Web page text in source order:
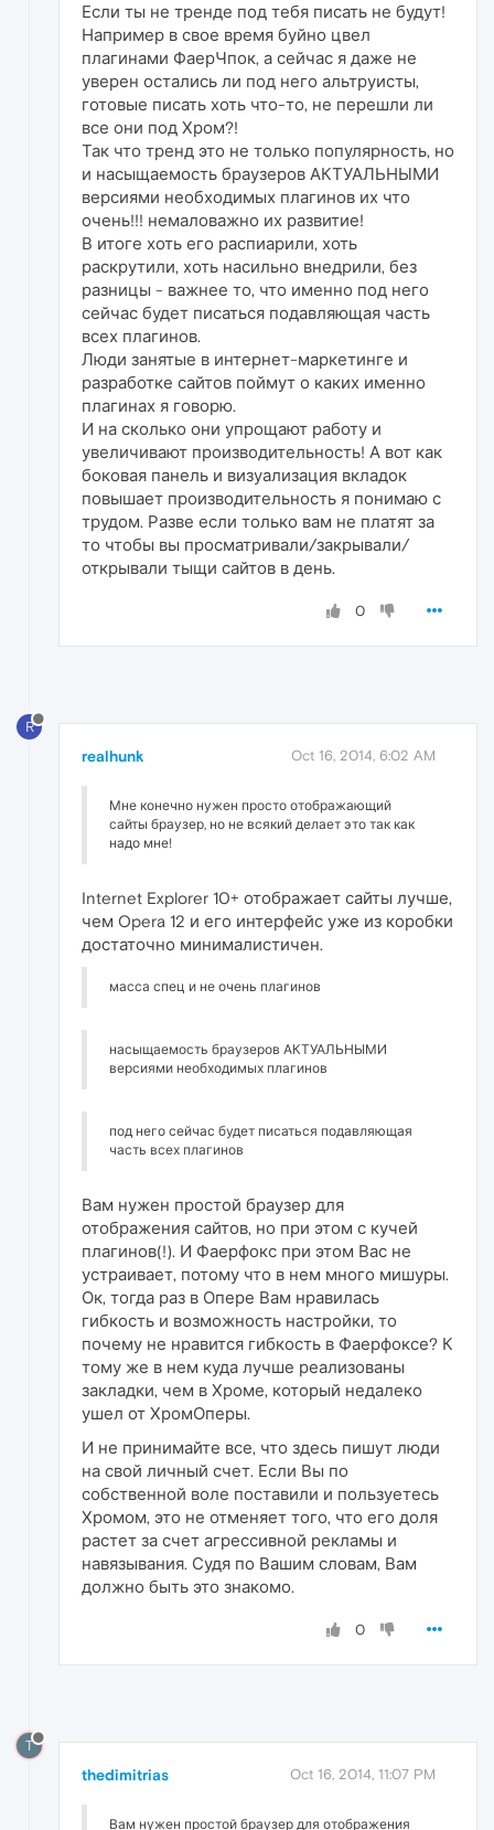
Если ты не тренде под тебя писать не будут!
Например в свое время буйно цвел
плагинами ФаерЧпок, а сейчас я даже не
уверен остались ли под него альтруисты,
готовые писать хоть что-то, не перешли ли
все они под Хром?!
Так что тренд это не только популярность, но
и насыщаемость браузеров АКТУАЛЬНЫМИ
версиями необходимых плагинов их что
очень!!! немаловажно их развитие!
В итоге хоть его распиарили, хоть
раскрутили, хоть насильно внедрили, без
разницы - важнее то, что именно под него
сейчас будет писаться подавляющая часть
всех плагинов.
Люди занятые в интернет-маркетинге и
разработке сайтов поймут о каких именно
плагинах я говорю.
И на сколько они упрощают работу и
увеличивают производительность! А вот как
боковая панель и визуализация вкладок
повышает производительность я понимаю с
трудом. Разве если только вам не платят за
то чтобы вы просматривали/закрывали/
открывали тыщи сайтов в день.
0
R
realhunk Oct 16, 2014, 6:02 AM
Мне конечно нужен просто отображающий
сайты браузер, но не всякий делает это так как
надо мне!
Internet Explorer 10+ отображает сайты лучше,
чем Opera 12 и его интерфейс уже из коробки
достаточно минималистичен.
масса спец и не очень плагинов
насыщаемость браузеров АКТУАЛЬНЫМИ
версиями необходимых плагинов
под него сейчас будет писаться подавляющая
часть всех плагинов
Вам нужен простой браузер для
отображения сайтов, но при этом с кучей
плагинов(!). И Фаерфокс при этом Вас не
устраивает, потому что в нем много мишуры.
Ок, тогда раз в Опере Вам нравилась
гибкость и возможность настройки, то
почему не нравится гибкость в Фаерфоксе? К
тому же в нем куда лучше реализованы
закладки, чем в Хроме, который недалеко
ушел от ХромОперы.
И не принимайте все, что здесь пишут люди
на свой личный счет. Если Вы по
собственной воле поставили и пользуетесь
Хромом, это не отменяет того, что его доля
растет за счет агрессивной рекламы и
навязывания. Судя по Вашим словам, Вам
должно быть это знакомо.
0
T
thedimitrias Oct 16, 2014, 11:07 PM
Вам нужен простой браузер для отображения